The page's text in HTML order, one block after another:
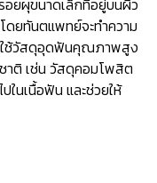
อยผุขนาดเล็กที่อยู่บนผิว
ดยทันตแพทย์จะทำความ
ใช้วัสดุอุดฟันคุณภาพสูง
าติ เช่น วัสดุคอมโพสิต
ในเนื้อฟัน และช่วยให้